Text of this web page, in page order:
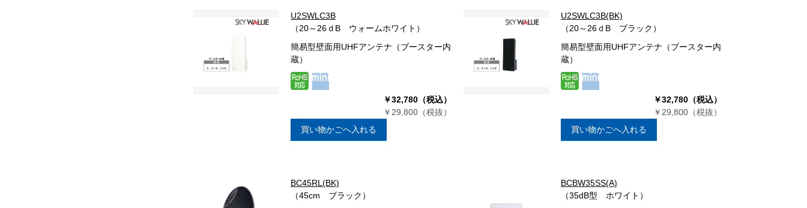
U2SWLC3B
（20～26ｄB ウォームホワイト）
簡易型壁面用UHFアンテナ（ブースター内
蔵）
￥32,780（税込）
￥29,800（税抜）
買い物かごへ入れる
U2SWLC3B(BK)
（20～26ｄB ブラック）
簡易型壁面用UHFアンテナ（ブースター内
蔵）
￥32,780（税込）
￥29,800（税抜）
買い物かごへ入れる
BC45RL(BK)
（45cm ブラック）
BCBW35SS(A)
（35dB型 ホワイト）